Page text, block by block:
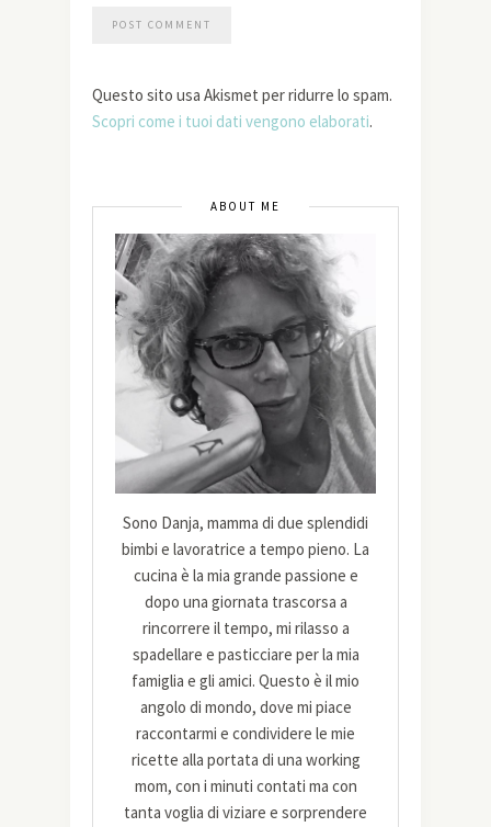
Questo sito usa Akismet per ridurre lo spam.
Scopri come i tuoi dati vengono elaborati.
ABOUT ME
Sono Danja, mamma di due splendidi
bimbi e lavoratrice a tempo pieno. La
cucina è la mia grande passione e
dopo una giornata trascorsa a
rincorrere il tempo, mi rilasso a
spadellare e pasticciare per la mia
famiglia e gli amici. Questo è il mio
angolo di mondo, dove mi piace
raccontarmi e condividere le mie
ricette alla portata di una working
mom, con i minuti contati ma con
tanta voglia di viziare e sorprendere